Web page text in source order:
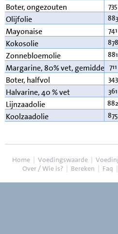
Boter, ongezouten
735
Olijfolie 883
Mayonaise 741
Kokosolie 878
Zonnebloemolie 881
Margarine, 80% vet, gemiddeld711
Boter, halfvol 343
Halvarine, 40 % vet 361
Lijnzaadolie 882
Koolzaadolie 875
Home | Voedingswaarde |
Over / Wie is? | Bereken | Faq |